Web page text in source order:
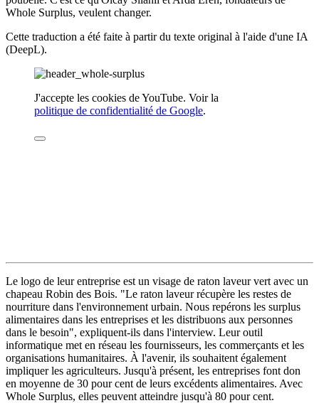
Whole Surplus, veulent changer.
Cette traduction a été faite à partir du texte original à l'aide d'une IA
(DeepL).
J'accepte les cookies de YouTube. Voir la
politique de confidentialité de Google.
Le logo de leur entreprise est un visage de raton laveur vert avec un
chapeau Robin des Bois. "Le raton laveur récupère les restes de
nourriture dans l'environnement urbain. Nous repérons les surplus
alimentaires dans les entreprises et les distribuons aux personnes
dans le besoin", expliquent-ils dans l'interview. Leur outil
informatique met en réseau les fournisseurs, les commerçants et les
organisations humanitaires. À l'avenir, ils souhaitent également
impliquer les agriculteurs. Jusqu'à présent, les entreprises font don
en moyenne de 30 pour cent de leurs excédents alimentaires. Avec
Whole Surplus, elles peuvent atteindre jusqu'à 80 pour cent.